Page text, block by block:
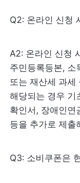
Q2: 온라인 신청
A2: 온라인 신청
주민등록등본, 소
또는 재산세 과세
해당되는 경우 기
확인서, 장애인연
등을 추가로 제출
Q3: 소비쿠폰은